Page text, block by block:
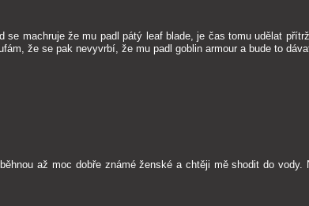
se machruje že mu padl pátý leaf blade, je čas tomu udělat
že se pak nevyvrbí, že mu padl goblin armour a bude to
až moc dobře známé ženské a chtěji mě shodit do vody.